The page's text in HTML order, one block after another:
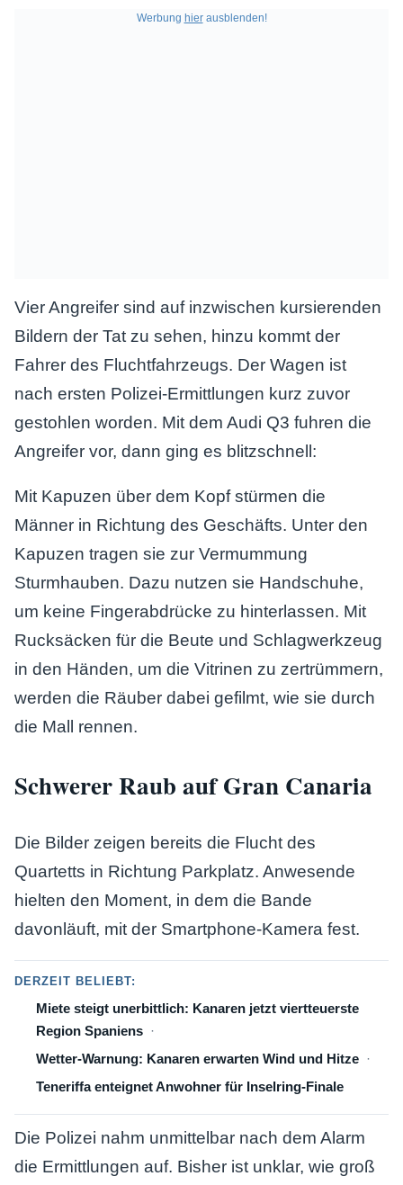
Werbung hierausblenden!
Vier Angreifer sind auf inzwischen kursierenden
Bildern der Tat zu sehen, hinzu kommt der
Fahrer des Fluchtfahrzeugs. Der Wagen ist
nach ersten Polizei-Ermittlungen kurz zuvor
gestohlen worden. Mit dem Audi Q3 fuhren die
Angreifer vor, dann ging es blitzschnell:
Mit Kapuzen über dem Kopf stürmen die
Männer in Richtung des Geschäfts. Unter den
Kapuzen tragen sie zur Vermummung
Sturmhauben. Dazu nutzen sie Handschuhe,
um keine Fingerabdrücke zu hinterlassen. Mit
Rucksäcken für die Beute und Schlagwerkzeug
in den Händen, um die Vitrinen zu zertrümmern,
werden die Räuber dabei gefilmt, wie sie durch
die Mall rennen.
Schwerer Raub auf Gran Canaria
Die Bilder zeigen bereits die Flucht des
Quartetts in Richtung Parkplatz. Anwesende
hielten den Moment, in dem die Bande
davonläuft, mit der Smartphone-Kamera fest.
DERZEIT BELIEBT:
Miete steigt unerbittlich: Kanaren jetzt viertteuerste
Region Spaniens
Wetter-Warnung: Kanaren erwarten Wind und Hitze
Teneriffa enteignet Anwohner für Inselring-Finale
Die Polizei nahm unmittelbar nach dem Alarm
die Ermittlungen auf. Bisher ist unklar, wie groß